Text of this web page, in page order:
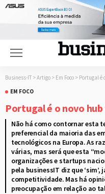
Business-IT > Artigo > Em Foco > Portugal é
EM FOCO
Portugal é o novo
Não há como contornar esta
preferencial da maioria das
tecnológicos na Europa. As
várias, mas será que esta
organizações e startups
pela businessIT diz que
competitividade. Mas há
preocupação em relação ao